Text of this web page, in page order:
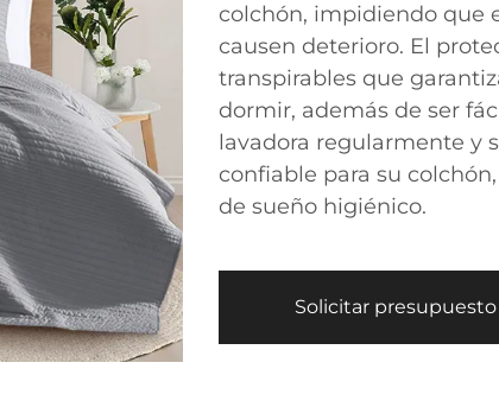
colchón, impidiendo que
causen deterioro. El
transpirables que
dormir, además de ser
lavadora regularmente y
confiable para su
de sueño higiénico.
Solicitar presupuesto